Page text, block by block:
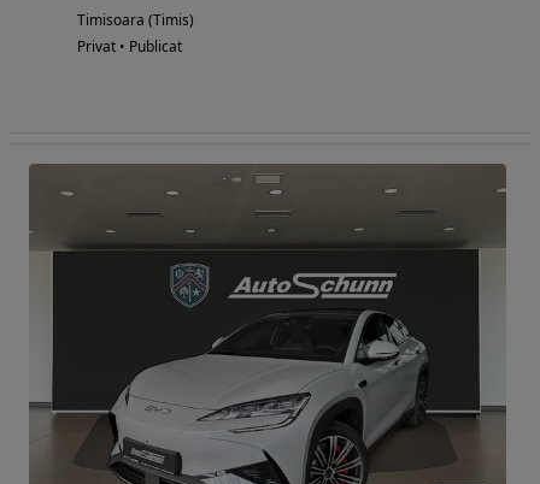
Timisoara (Timis)
Privat • Publicat